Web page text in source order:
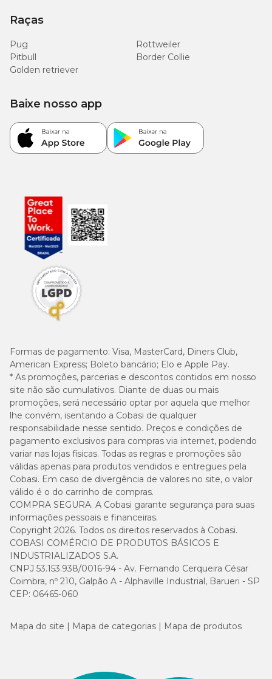
Raças
Pug
Rottweiler
Pitbull
Border Collie
Golden retriever
Formas de pagamento: Visa, MasterCard, Diners Club,
American Express; Boleto bancário; Elo e Apple Pay.
* As promoções, parcerias e descontos contidos em nosso
site não são cumulativos. Diante de duas ou mais
promoções, será necessário optar por aquela que melhor
lhe convém, isentando a Cobasi de qualquer
responsabilidade nesse sentido. Preços e condições de
pagamento exclusivos para compras via internet, podendo
variar nas lojas físicas. Todas as regras e promoções são
válidas apenas para produtos vendidos e entregues pela
Cobasi. Em caso de divergência de valores no site, o valor
válido é o do carrinho de compras.
COMPRA SEGURA. A Cobasi garante segurança para suas
informações pessoais e financeiras.
Copyright 2026. Todos os direitos reservados à Cobasi.
COBASI COMÉRCIO DE PRODUTOS BÁSICOS E
INDUSTRIALIZADOS S.A.
CNPJ 53.153.938/0016-94 - Av. Fernando Cerqueira César
Coimbra, nº 210, Galpão A - Alphaville Industrial, Barueri - SP
CEP: 06465-060
Baixe nosso app
Mapa do site Mapa de categorias Mapa de produtos